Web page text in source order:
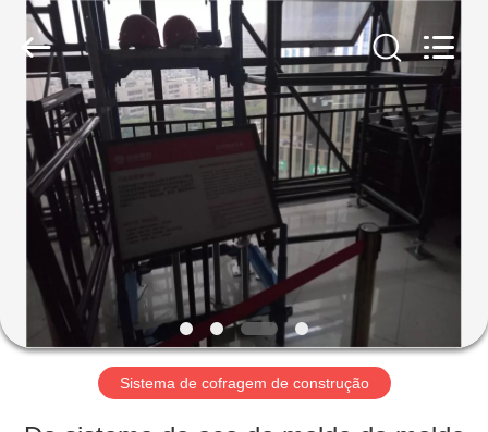
CASA
PRODUTOS
SOBRE
NÓS
TOUR
Scaffold
Formwork
System
Reserved.
Sistema de cofragem de construção